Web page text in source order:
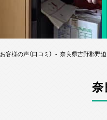
お客様の声（口コミ） 奈良県吉野郡野
奈